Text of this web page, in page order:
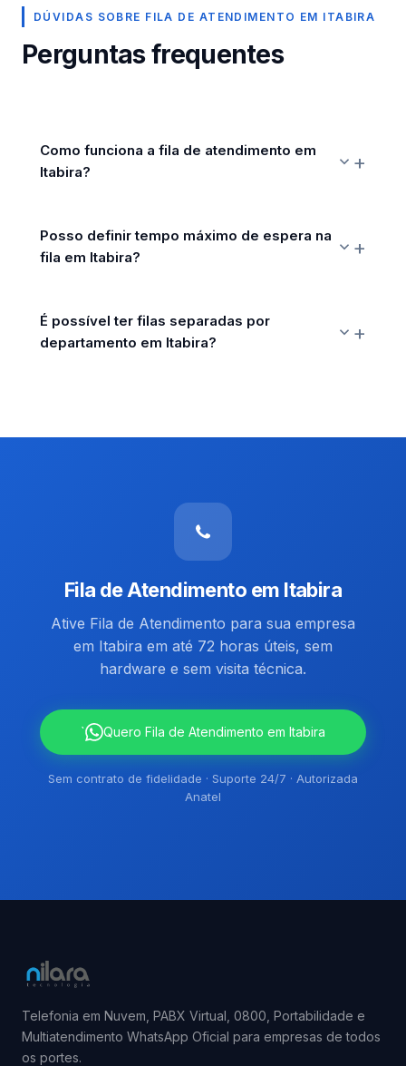
DÚVIDAS SOBRE FILA DE ATENDIMENTO EM ITABIRA
Perguntas frequentes
Como funciona a fila de atendimento em
Itabira?
Posso definir tempo máximo de espera na
fila em Itabira?
É possível ter filas separadas por
departamento em Itabira?
Fila de Atendimento em Itabira
Ative Fila de Atendimento para sua empresa
em Itabira em até 72 horas úteis, sem
hardware e sem visita técnica.
` Quero Fila de Atendimento em Itabira
Sem contrato de fidelidade · Suporte 24/7 · Autorizada
Anatel
Telefonia em Nuvem, PABX Virtual, 0800, Portabilidade e
Multiatendimento WhatsApp Oficial para empresas de todos
os portes.